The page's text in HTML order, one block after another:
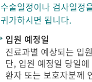
수술일정이나 검사일정
귀가하시면 됩니다.
입원 예정일
진료과별 예상되는 입
단, 입원 예정일 당일
환자 또는 보호자분께